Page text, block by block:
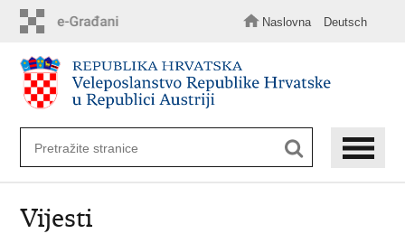
sadržaj
Naslovna Deutsch
Vijesti